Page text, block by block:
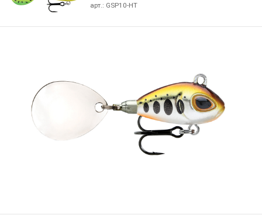
арт.: GSP10-HT